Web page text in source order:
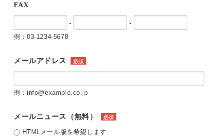
FAX
-
-
例：03-1234-5678
メールアドレス 必須
例：info@example.co.jp
メールニュース（無料） 必須
HTMLメール版を希望します